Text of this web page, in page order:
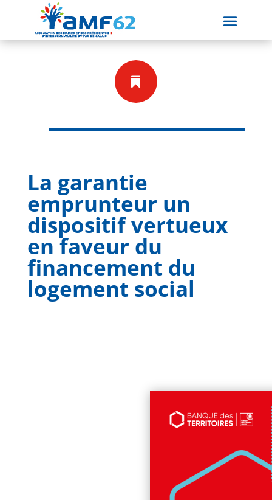

La garantie
emprunteur un
dispositif vertueux
en faveur du
financement du
logement social